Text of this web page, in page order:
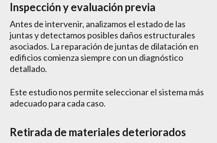
Inspección y evaluación previa
Antes de intervenir, analizamos el estado de las
juntas y detectamos posibles daños estructurales
asociados. La reparación de juntas de dilatación en
edificios comienza siempre con un diagnóstico
detallado.
Este estudio nos permite seleccionar el sistema más
adecuado para cada caso.
Retirada de materiales deteriorados